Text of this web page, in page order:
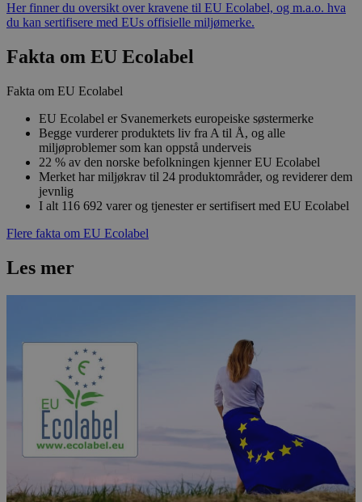
Her finner du oversikt over kravene til EU Ecolabel, og m.a.o. hva
du kan sertifisere med EUs offisielle miljømerke.
Fakta om EU Ecolabel
Fakta om EU Ecolabel
EU Ecolabel er Svanemerkets europeiske søstermerke
Begge vurderer produktets liv fra A til Å, og alle
miljøproblemer som kan oppstå underveis
22 % av den norske befolkningen kjenner EU Ecolabel
Merket har miljøkrav til 24 produktområder, og reviderer dem
jevnlig
I alt 116 692 varer og tjenester er sertifisert med EU Ecolabel
Flere fakta om EU Ecolabel
Les mer